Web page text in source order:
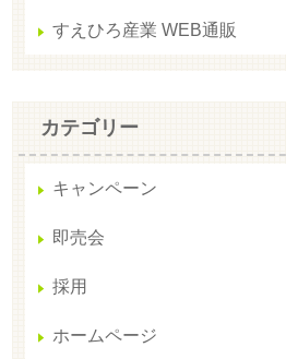
すえひろ産業 WEB通販
カテゴリー
キャンペーン
即売会
採用
ホームページ